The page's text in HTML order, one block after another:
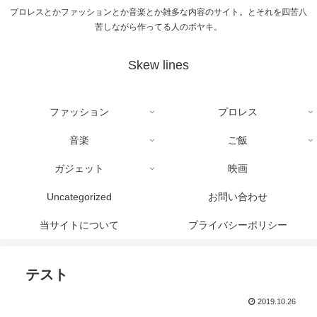
プロレスとかファッションとか音楽とか雑多な内容のサイト。とそれを四苦八
苦しながら作ってる人のボヤキ。
Skew lines
ファッション プロレス
音楽 ご飯
ガジェット 映画
Uncategorized お問い合わせ
当サイトについて プライバシーポリシー
テスト
2019.10.26